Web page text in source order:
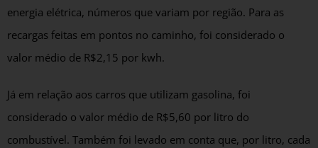
energia elétrica, números que variam por região. Para as
recargas feitas em pontos no caminho, foi considerado o
valor médio de R$2,15 por kwh.
Já em relação aos carros que utilizam gasolina, foi
considerado o valor médio de R$5,60 por litro do
combustível. Também foi levado em conta que, por litro, cada